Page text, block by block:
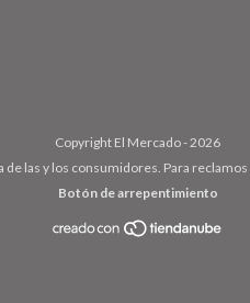
Copyright El Mercado - 2026
de las y los consumidores. Para reclamos
Botón de arrepentimiento